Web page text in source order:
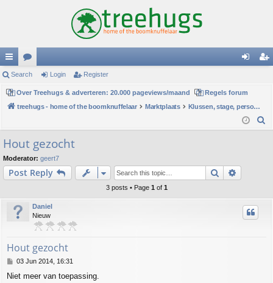
ui
ck
lin
ks
or
u
m
s
in
Search Login Register
Over Treehugs & adverteren: 20.000 pageviews/maand
Regels forum
treehugs - home of the boomknuffelaar
Marktplaats
Klussen, stage, personeel of hulp
Hout gezocht
Moderator: geert7
Post Reply Search
3 posts • Page 1 of 1
Daniel
Nieuw
Hout gezocht
P
s
03 Jun 2014, 16:31
Niet meer van toepassing.